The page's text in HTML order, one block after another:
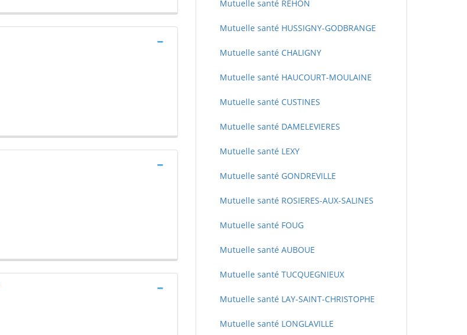
Mutuelle santé REHON
Mutuelle santé HUSSIGNY-GODBRANGE
Mutuelle santé CHALIGNY
Mutuelle santé HAUCOURT-MOULAINE
Mutuelle santé CUSTINES
Mutuelle santé DAMELEVIERES
Mutuelle santé LEXY
Mutuelle santé GONDREVILLE
Mutuelle santé ROSIERES-AUX-SALINES
Mutuelle santé FOUG
Mutuelle santé AUBOUE
Mutuelle santé TUCQUEGNIEUX
Mutuelle santé LAY-SAINT-CHRISTOPHE
Mutuelle santé LONGLAVILLE